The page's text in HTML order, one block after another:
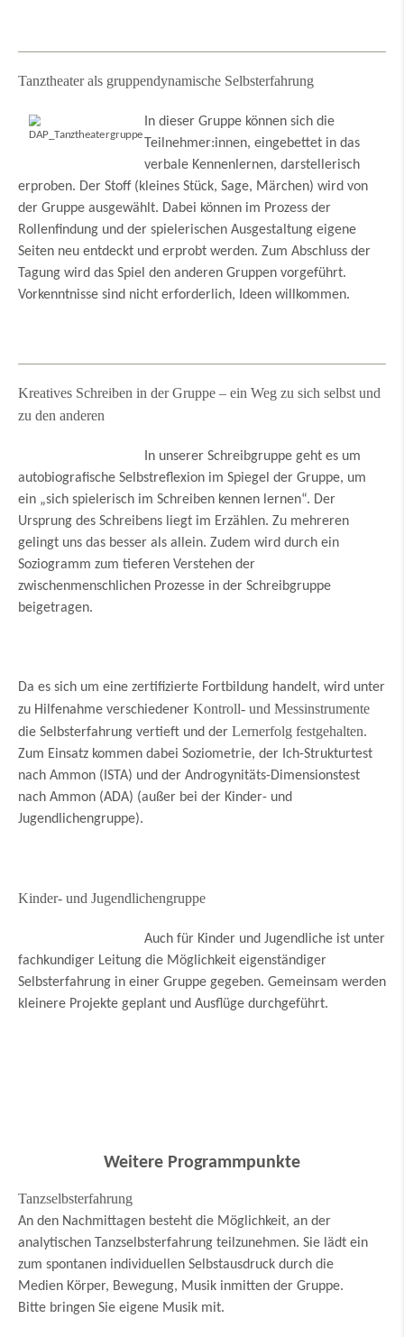
Tanztheater als gruppendynamische Selbsterfahrung
In dieser Gruppe können sich die
Teilnehmer:innen, eingebettet in das
verbale Kennenlernen, darstellerisch
erproben. Der Stoff (kleines Stück, Sage, Märchen) wird von
der Gruppe ausgewählt. Dabei können im Prozess der
Rollenfindung und der spielerischen Ausgestaltung eigene
Seiten neu entdeckt und erprobt werden. Zum Abschluss der
Tagung wird das Spiel den anderen Gruppen vorgeführt.
Vorkenntnisse sind nicht erforderlich, Ideen willkommen.
Kreatives Schreiben in der Gruppe – ein Weg zu sich selbst und
zu den anderen
In unserer Schreibgruppe geht es um
autobiografische Selbstreflexion im Spiegel der Gruppe, um
ein „sich spielerisch im Schreiben kennen lernen“. Der
Ursprung des Schreibens liegt im Erzählen. Zu mehreren
gelingt uns das besser als allein. Zudem wird durch ein
Soziogramm zum tieferen Verstehen der
zwischenmenschlichen Prozesse in der Schreibgruppe
beigetragen.
Da es sich um eine zertifizierte Fortbildung handelt, wird unter
zu Hilfenahme verschiedener Kontroll- und Messinstrumente
die Selbsterfahrung vertieft und der Lernerfolg festgehalten.
Zum Einsatz kommen dabei Soziometrie, der Ich-Strukturtest
nach Ammon (ISTA) und der Androgynitäts-Dimensionstest
nach Ammon (ADA) (außer bei der Kinder- und
Jugendlichengruppe).
Kinder- und Jugendlichengruppe
Auch für Kinder und Jugendliche ist unter
fachkundiger Leitung die Möglichkeit eigenständiger
Selbsterfahrung in einer Gruppe gegeben. Gemeinsam werden
kleinere Projekte geplant und Ausflüge durchgeführt.
Weitere Programmpunkte
Tanzselbsterfahrung
An den Nachmittagen besteht die Möglichkeit, an der
analytischen Tanzselbsterfahrung teilzunehmen. Sie lädt ein
zum spontanen individuellen Selbstausdruck durch die
Medien Körper, Bewegung, Musik inmitten der Gruppe.
Bitte bringen Sie eigene Musik mit.